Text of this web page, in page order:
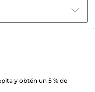
y obtén un 5 % de